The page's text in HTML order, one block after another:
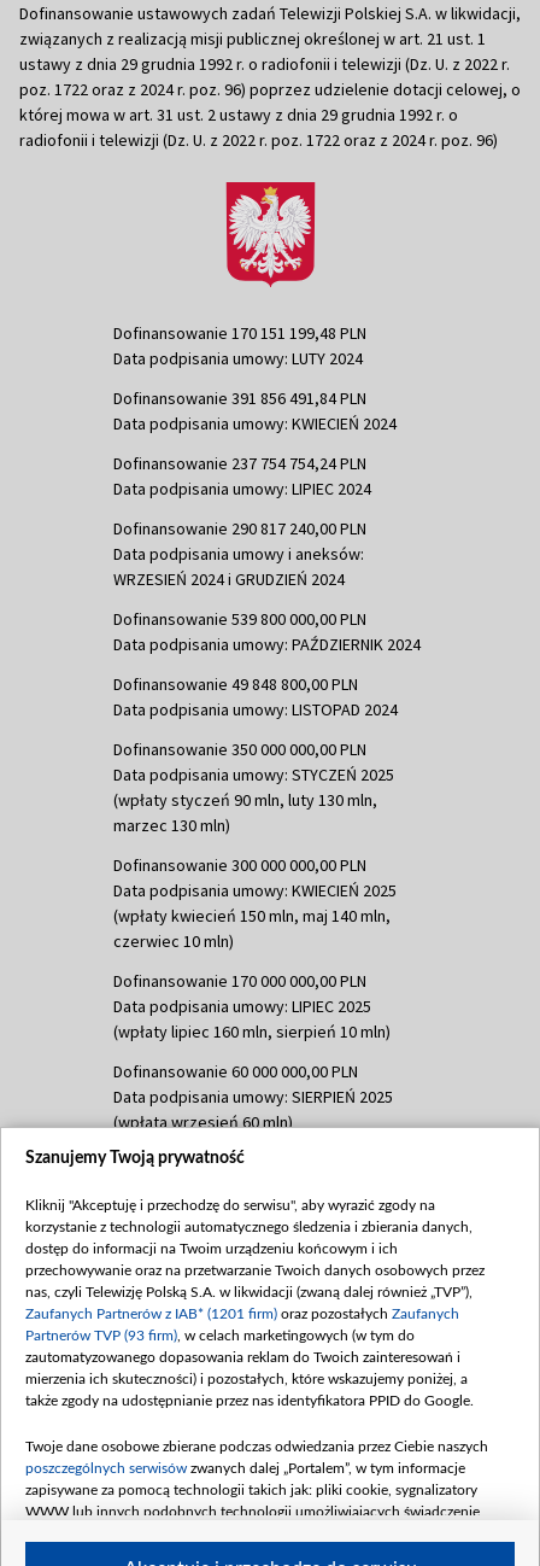
Dofinansowanie ustawowych zadań Telewizji Polskiej S.A. w likwidacji,
związanych z realizacją misji publicznej określonej w art. 21 ust. 1
ustawy z dnia 29 grudnia 1992 r. o radiofonii i telewizji (Dz. U. z 2022 r.
poz. 1722 oraz z 2024 r. poz. 96) poprzez udzielenie dotacji celowej, o
której mowa w art. 31 ust. 2 ustawy z dnia 29 grudnia 1992 r. o
radiofonii i telewizji (Dz. U. z 2022 r. poz. 1722 oraz z 2024 r. poz. 96)
Dofinansowanie 170 151 199,48 PLN
Data podpisania umowy: LUTY 2024
Dofinansowanie 391 856 491,84 PLN
Data podpisania umowy: KWIECIEŃ 2024
Dofinansowanie 237 754 754,24 PLN
Data podpisania umowy: LIPIEC 2024
Dofinansowanie 290 817 240,00 PLN
Data podpisania umowy i aneksów:
WRZESIEŃ 2024 i GRUDZIEŃ 2024
Dofinansowanie 539 800 000,00 PLN
Data podpisania umowy: PAŹDZIERNIK 2024
Dofinansowanie 49 848 800,00 PLN
Data podpisania umowy: LISTOPAD 2024
Dofinansowanie 350 000 000,00 PLN
Data podpisania umowy: STYCZEŃ 2025
(wpłaty styczeń 90 mln, luty 130 mln,
marzec 130 mln)
Dofinansowanie 300 000 000,00 PLN
Data podpisania umowy: KWIECIEŃ 2025
(wpłaty kwiecień 150 mln, maj 140 mln,
czerwiec 10 mln)
Dofinansowanie 170 000 000,00 PLN
Data podpisania umowy: LIPIEC 2025
(wpłaty lipiec 160 mln, sierpień 10 mln)
Dofinansowanie 60 000 000,00 PLN
Data podpisania umowy: SIERPIEŃ 2025
(wpłata wrzesień 60 mln)
Dofinansowanie 635 783 051,21 PLN
(wpłata wrzesień 100 mln, październik 350
mln, listopad 265 mln)
Dofinansowanie 48 862 000,00 PLN
Data podpisania umowy: GRUDZIEŃ 2025
(wpłata grudzień 60,548 mln)
Dofinansowanie 900 000 000,00 PLN
Data podpisania umowy: LUTY 2026 (wpłata
kwiecień 180 mln, 7 maja 180 mln, 8
czerwca 90 mln)
Dofinansowanie 250 000 000,00 PLN
4 sierpnia 250 mln
Szanujemy Twoją prywatność
Kliknij "Akceptuję i przechodzę do serwisu", aby wyrazić zgody na
korzystanie z technologii automatycznego śledzenia i zbierania danych,
dostęp do informacji na Twoim urządzeniu końcowym i ich
przechowywanie oraz na przetwarzanie Twoich danych osobowych przez
nas, czyli Telewizję Polską S.A. w likwidacji (zwaną dalej również „TVP”),
Zaufanych Partnerów z IAB* (1201 firm) oraz pozostałych Zaufanych
Partnerów TVP (93 firm) , w celach marketingowych (w tym do
zautomatyzowanego dopasowania reklam do Twoich zainteresowań i
mierzenia ich skuteczności) i pozostałych, które wskazujemy poniżej, a
także zgody na udostępnianie przez nas identyfikatora PPID do Google.
Twoje dane osobowe zbierane podczas odwiedzania przez Ciebie naszych
poszczególnych serwisów zwanych dalej „Portalem”, w tym informacje
zapisywane za pomocą technologii takich jak: pliki cookie, sygnalizatory
WWW lub innych podobnych technologii umożliwiających świadczenie